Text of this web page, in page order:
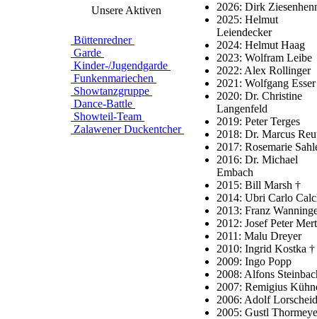
Unsere Aktiven
Büttenredner
Garde
Kinder-/Jugendgarde
Funkenmariechen
Showtanzgruppe
Dance-Battle
Showteil-Team
Zalawener Duckentcher
2026: Dirk
2025: Helmut
Leiendecker
2024: Helmut Haag
2023: Wolfram Leibe
2022: Alex Rollinger
2021: Wolfgang Esser
2020: Dr. Christine
Langenfeld
2019: Peter Terges
2018: Dr. Marcus
2017: Rosemarie
2016: Dr. Michael
Embach
2015: Bill Marsh †
2014: Ubri Carlo
2013: Franz
2012: Josef Peter
2011: Malu Dreyer
2010: Ingrid Kostka †
2009: Ingo Popp
2008: Alfons
2007: Remigius
2006: Adolf
2005: Gustl